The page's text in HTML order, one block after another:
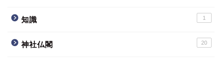
知識 1
神社仏閣 20